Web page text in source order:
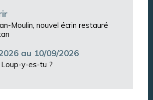
Moulin, nouvel écrin restauré
au 10/09/2026
y-es-tu ?